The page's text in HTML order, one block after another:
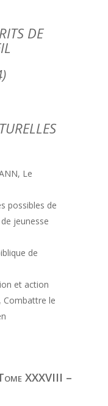
DE
Le
possibles de
jeunesse
de
et action
Combattre le
XXXVIII –